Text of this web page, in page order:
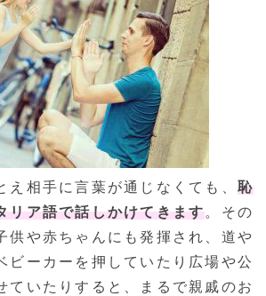
え相手に言葉が通じなくても、 恥
リア語で話しかけてきます。その
供や赤ちゃんにも発揮され、道や
ビーカーを押していたり広場や公
ていたりすると、まるで親戚のお